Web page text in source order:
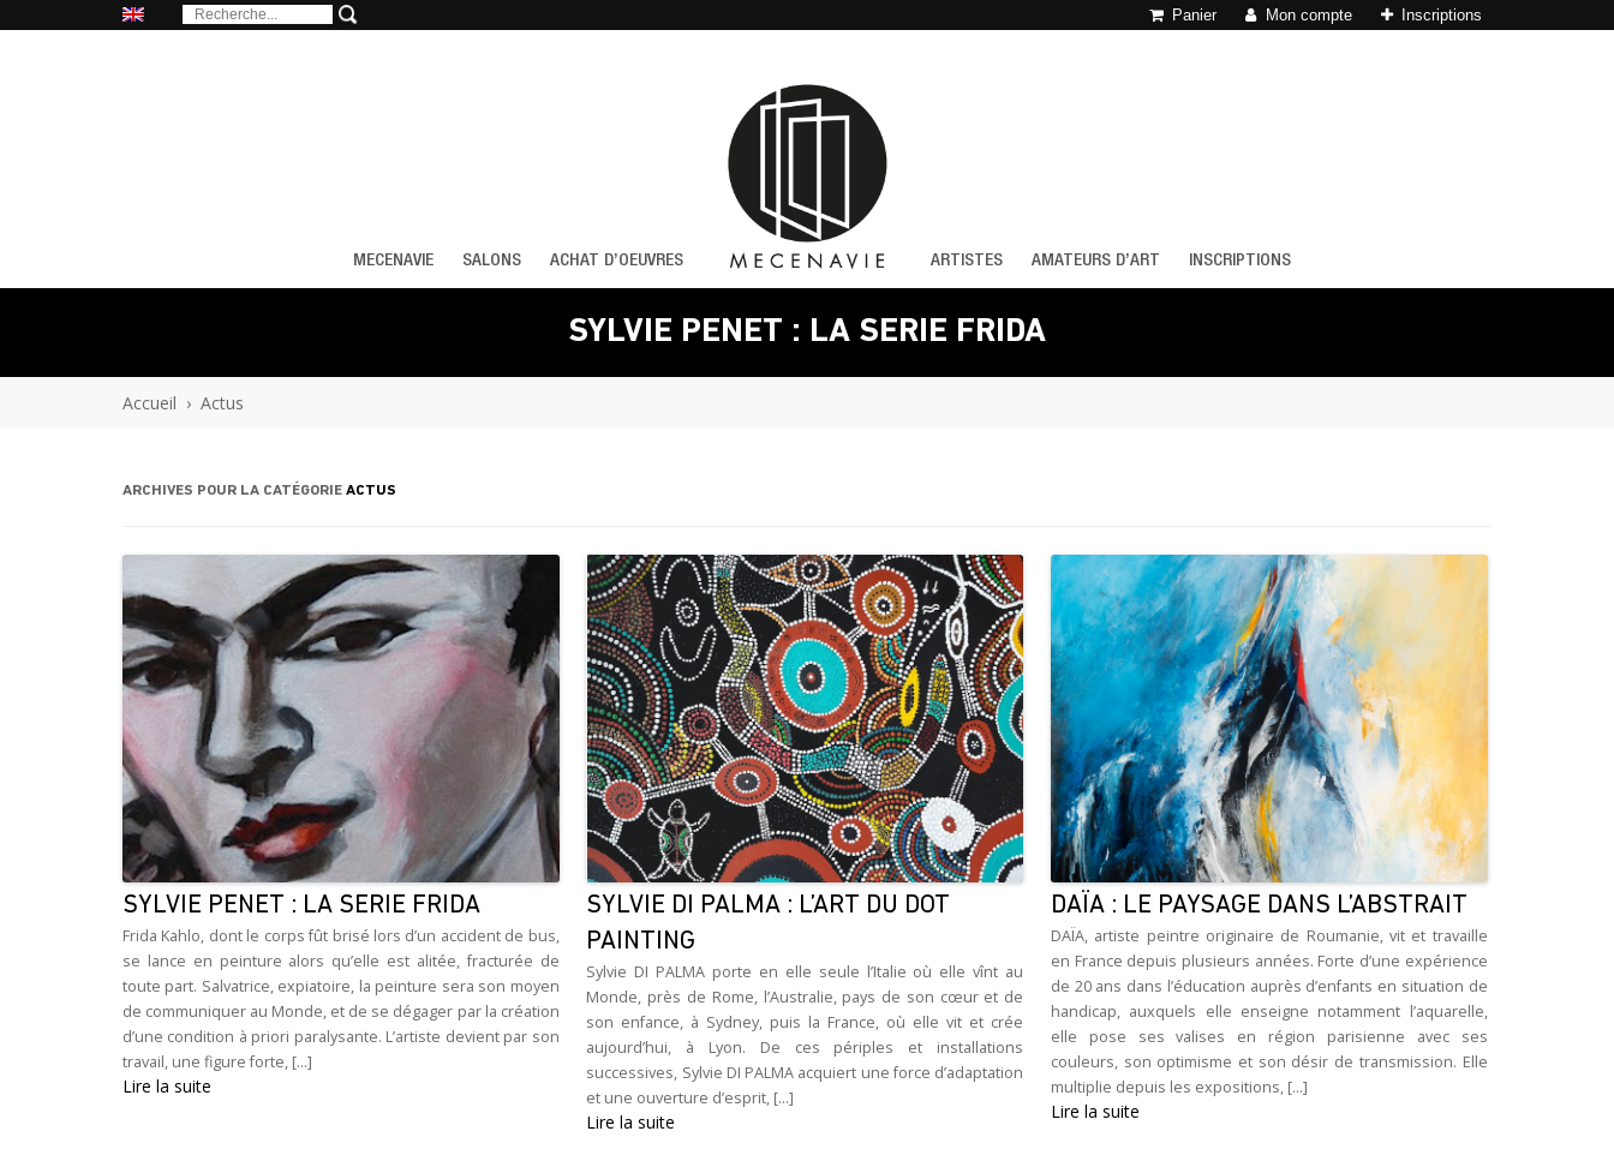
Panier Mon compte Inscriptions
ACHAT D’OEUVRES
SALONS
MECENAVIE ARTISTES AMATEURS D’ART INSCRIPTIONS
SYLVIE PENET : LA SERIE FRIDA
Accueil › Actus
ARCHIVES POUR LA CATÉGORIE ACTUS
SYLVIE PENET : LA SERIE FRIDA
Frida Kahlo, dont le corps fût brisé lors d’un accident de bus,
se lance en peinture alors qu’elle est alitée, fracturée de
toute part. Salvatrice, expiatoire, la peinture sera son moyen
de communiquer au Monde, et de se dégager par la création
d’une condition à priori paralysante. L’artiste devient par son
travail, une figure forte, [...]
Lire la suite
SYLVIE DI PALMA : L’ART DU DOT
PAINTING
Sylvie DI PALMA porte en elle seule l’Italie où elle vînt au
Monde, près de Rome, l’Australie, pays de son cœur et de
son enfance, à Sydney, puis la France, où elle vit et crée
aujourd’hui, à Lyon. De ces périples et installations
successives, Sylvie DI PALMA acquiert une force d’adaptation
et une ouverture d’esprit, [...]
Lire la suite
DAÏA : LE PAYSAGE DANS L’ABSTRAIT
DAÏA, artiste peintre originaire de Roumanie, vit et travaille
en France depuis plusieurs années. Forte d’une expérience
de 20 ans dans l’éducation auprès d’enfants en situation de
handicap, auxquels elle enseigne notamment l’aquarelle,
elle pose ses valises en région parisienne avec ses
couleurs, son optimisme et son désir de transmission. Elle
multiplie depuis les expositions, [...]
Lire la suite